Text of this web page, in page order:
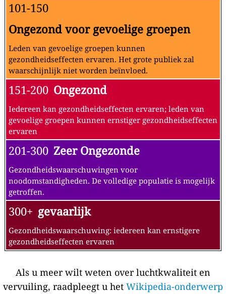
101-150
Ongezond voor gevoelige groepen
Leden van gevoelige groepen kunnen
gezondheidseffecten ervaren. Het grote publiek zal
waarschijnlijk niet worden beïnvloed.
151-200 Ongezond
Iedereen kan gezondheidseffecten ervaren; leden van
gevoelige groepen kunnen ernstiger gezondheidseffecten
ervaren
201-300 Zeer Ongezonde
Gezondheidswaarschuwingen voor
noodomstandigheden. De volledige populatie is mogelijk
getroffen.
300+ gevaarlijk
Gezondheidswaarschuwing: iedereen kan ernstigere
gezondheidseffecten ervaren
Als u meer wilt weten over luchtkwaliteit en
vervuiling, raadpleegt u het Wikipedia-onderwerp